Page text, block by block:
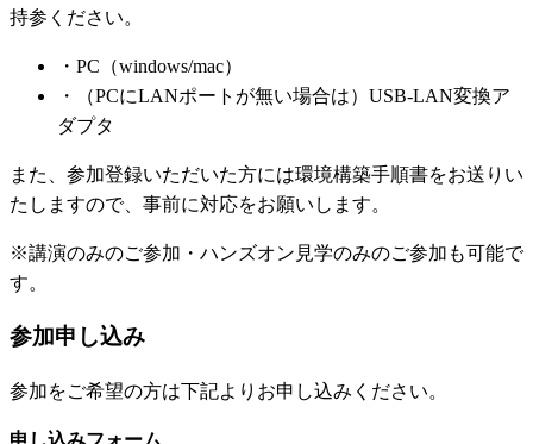
持参ください。
・ PC（windows/mac）
・
（PCにLANポートが無い場合は）USB-LAN変換ア
ダプタ
また、参加登録いただいた方には環境構築手順書をお送りい
たしますので、事前に対応をお願いします。
※講演のみのご参加・ハンズオン見学のみのご参加も可能で
す。
参加申し込み
参加をご希望の方は下記よりお申し込みください。
申し込みフォーム